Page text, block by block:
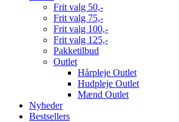
Frit valg 50,-
Frit valg 75,-
Frit valg 100,-
Frit valg 125,-
Pakketilbud
Outlet
Hårpleje Outlet
Hudpleje Outlet
Mænd Outlet
Nyheder
Bestsellers